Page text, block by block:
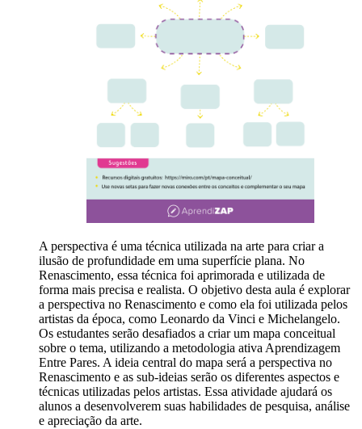
A perspectiva é uma técnica utilizada na arte para criar a
ilusão de profundidade em uma superfície plana. No
Renascimento, essa técnica foi aprimorada e utilizada de
forma mais precisa e realista. O objetivo desta aula é explorar
a perspectiva no Renascimento e como ela foi utilizada pelos
artistas da época, como Leonardo da Vinci e Michelangelo.
Os estudantes serão desafiados a criar um mapa conceitual
sobre o tema, utilizando a metodologia ativa Aprendizagem
Entre Pares. A ideia central do mapa será a perspectiva no
Renascimento e as sub-ideias serão os diferentes aspectos e
técnicas utilizadas pelos artistas. Essa atividade ajudará os
alunos a desenvolverem suas habilidades de pesquisa, análise
e apreciação da arte.